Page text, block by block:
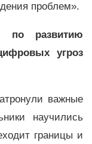
проблем».
по развитию
угроз
важные
научились
границы и